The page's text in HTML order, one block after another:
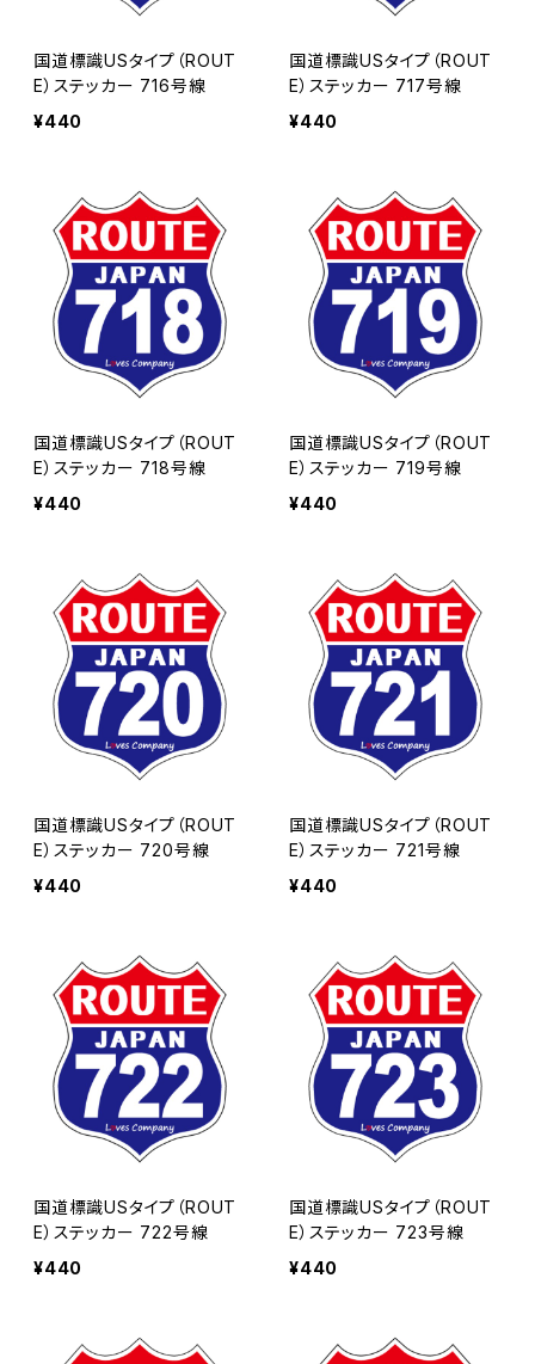
国道標識USタイプ（ROUT
E）ステッカー 716号線
¥440
国道標識USタイプ（ROUT
E）ステッカー 717号線
¥440
国道標識USタイプ（ROUT
E）ステッカー 718号線
¥440
国道標識USタイプ（ROUT
E）ステッカー 719号線
¥440
国道標識USタイプ（ROUT
E）ステッカー 720号線
¥440
国道標識USタイプ（ROUT
E）ステッカー 721号線
¥440
国道標識USタイプ（ROUT
E）ステッカー 722号線
¥440
国道標識USタイプ（ROUT
E）ステッカー 723号線
¥440